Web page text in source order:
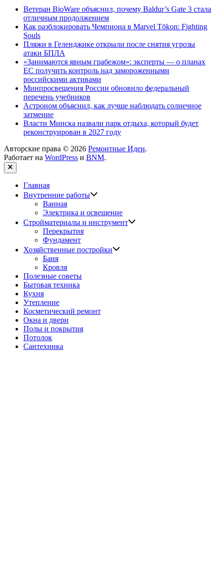
Ветеран BioWare объяснил, почему Baldur’s Gate 3 стала
отличным продолжением
Как разблокировать Чемпиона в Marvel Tōkon: Fighting
Souls
Пляжи в Геленджике открыли после снятия угрозы
атаки БПЛА
«Занимаются явным грабежом»: эксперты — о планах
ЕС получить контроль над замороженными
российскими активами
Минпросвещения России обновило федеральный
перечень учебников
Астроном объяснил, как лучше наблюдать солнечное
затмение
Власти Минска назвали парк отдыха, который будет
реконструирован в 2027 году
Авторские права © 2026 Ремонтные Идеи.
Работает на WordPress и BNM.
Закрыть
Главная
Внутренние работы
Ванная
Электрика и освещение
Стройматериалы и инструмент
Перекрытия
Фундамент
Хозяйственные постройки
Баня
Кровля
Полезные советы
Бытовая техника
Кухня
Утепление
Косметический ремонт
Окна и двери
Полы и покрытия
Потолок
Сантехника